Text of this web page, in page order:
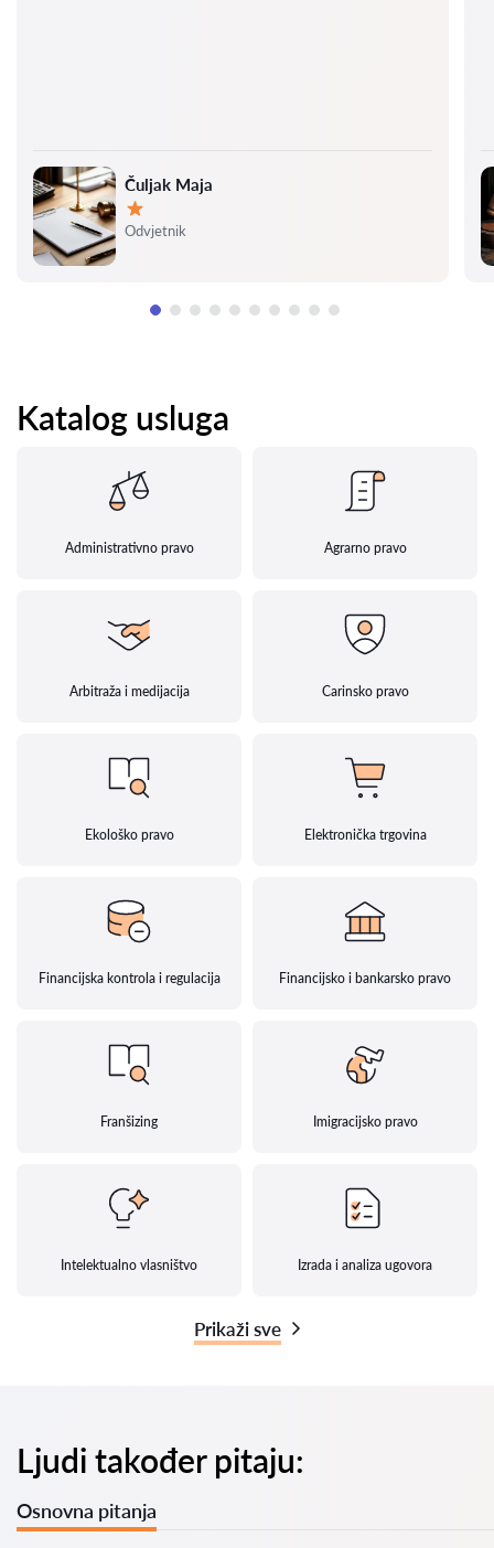
Čuljak Maja
Ocjena:
Odvjetnik
Katalog usluga
Administrativno pravo Agrarno pravo
Arbitraža i medijacija Carinsko pravo
Ekološko pravo Elektronička trgovina
Financijska kontrola i regulacija Financijsko i bankarsko pravo
Franšizing Imigracijsko pravo
Intelektualno vlasništvo Izrada i analiza ugovora
Prikaži sve
Ljudi također pitaju:
Osnovna pitanja